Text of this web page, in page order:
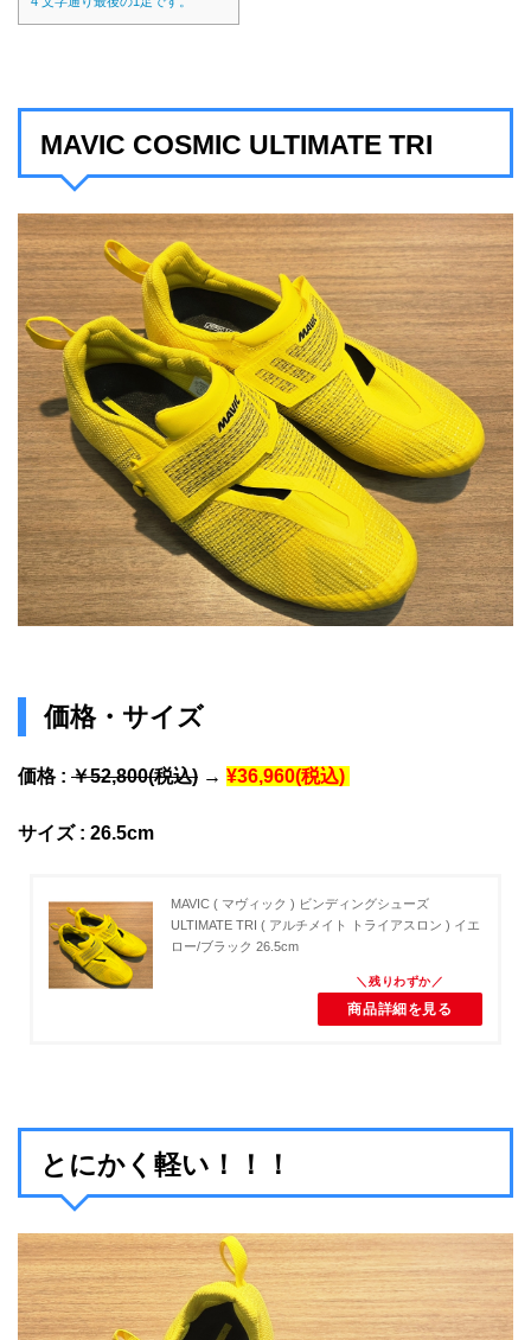
MAVIC COSMIC ULTIMATE TRI
価格・サイズ
価格 : ￥52,800(税込) → ¥36,960(税込)
サイズ : 26.5cm
MAVIC ( マヴィック ) ビンディングシューズ
ULTIMATE TRI ( アルチメイト トライアスロン ) イエ
ロー/ブラック 26.5cm
商品詳細を見る
とにかく軽い！！！